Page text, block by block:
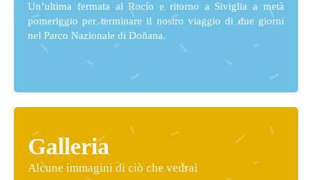
Un’ultima fermata al Rocío e ritorno a Siviglia a metà
pomeriggio per terminare il nostro viaggio di due giorni
nel Parco Nazionale di Doñana.
Galleria
Alcune immagini di ciò che vedrai